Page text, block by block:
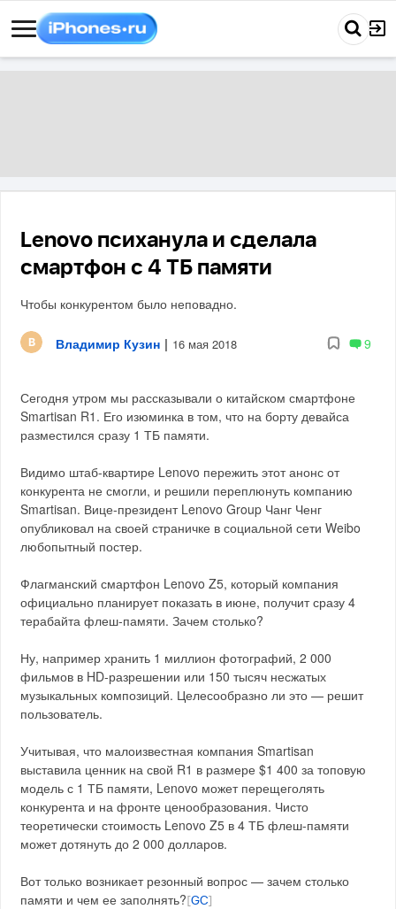
Lenovo психанула и сделала
смартфон с 4 ТБ памяти
Чтобы конкурентом было неповадно.
Владимир Кузин | 16 мая 2018 9
Сегодня утром мы рассказывали о китайском смартфоне
Smartisan R1. Его изюминка в том, что на борту девайса
разместился сразу 1 ТБ памяти.
Видимо штаб-квартире Lenovo пережить этот анонс от
конкурента не смогли, и решили переплюнуть компанию
Smartisan. Вице-президент Lenovo Group Чанг Ченг
опубликовал на своей страничке в социальной сети Weibo
любопытный постер.
Флагманский смартфон Lenovo Z5, который компания
официально планирует показать в июне, получит сразу 4
терабайта флеш-памяти. Зачем столько?
Ну, например хранить 1 миллион фотографий, 2 000
фильмов в HD-разрешении или 150 тысяч несжатых
музыкальных композиций. Целесообразно ли это — решит
пользователь.
Учитывая, что малоизвестная компания Smartisan
выставила ценник на свой R1 в размере $1 400 за топовую
модель с 1 ТБ памяти, Lenovo может перещеголять
конкурента и на фронте ценообразования. Чисто
теоретически стоимость Lenovo Z5 в 4 ТБ флеш-памяти
может дотянуть до 2 000 долларов.
Вот только возникает резонный вопрос — зачем столько
памяти и чем ее заполнять? [GC